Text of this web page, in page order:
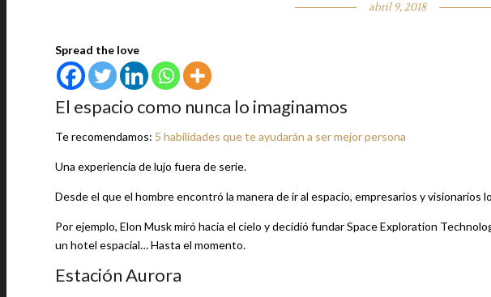
abril 9, 2018
Spread the love
El espacio como nunca lo imaginamos
Te recomendamos: 5 habilidades que te ayudarán a ser mejor persona
Una experiencia de lujo fuera de serie.
Desde el que el hombre encontró la manera de ir al espacio, empresarios y visionarios
Por ejemplo, Elon Musk miró hacia el cielo y decidió fundar Space Exploration
un hotel espacial… Hasta el momento.
Estación Aurora